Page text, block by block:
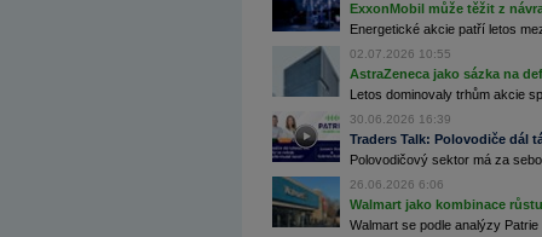
ExxonMobil může těžit z
Energetické akcie patří letos
02.07.2026 10:55
AstraZeneca jako sázka na
Letos dominovaly trhům akcie
30.06.2026 16:39
Traders Talk: Polovodiče dál
Polovodičový sektor má za
26.06.2026 6:06
Walmart jako kombinace
Walmart se podle analýzy